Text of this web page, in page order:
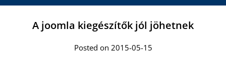
A joomla kiegészítők jól jöhetnek
Posted on 2015-05-15